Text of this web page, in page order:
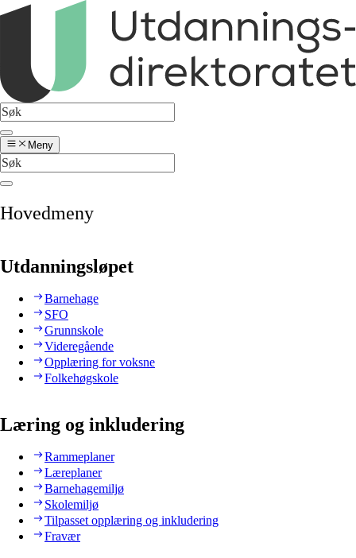
Meny
Hovedmeny
Utdanningsløpet
Barnehage
SFO
Grunnskole
Videregående
Opplæring for voksne
Folkehøgskole
Læring og inkludering
Rammeplaner
Læreplaner
Barnehagemiljø
Skolemiljø
Tilpasset opplæring og inkludering
Fravær